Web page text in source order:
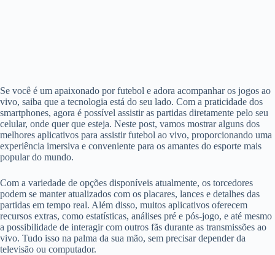
Se você é um apaixonado por futebol e adora acompanhar os jogos ao
vivo, saiba que a tecnologia está do seu lado. Com a praticidade dos
smartphones, agora é possível assistir as partidas diretamente pelo seu
celular, onde quer que esteja. Neste post, vamos mostrar alguns dos
melhores aplicativos para assistir futebol ao vivo, proporcionando uma
experiência imersiva e conveniente para os amantes do esporte mais
popular do mundo.
Com a variedade de opções disponíveis atualmente, os torcedores
podem se manter atualizados com os placares, lances e detalhes das
partidas em tempo real. Além disso, muitos aplicativos oferecem
recursos extras, como estatísticas, análises pré e pós-jogo, e até mesmo
a possibilidade de interagir com outros fãs durante as transmissões ao
vivo. Tudo isso na palma da sua mão, sem precisar depender da
televisão ou computador.